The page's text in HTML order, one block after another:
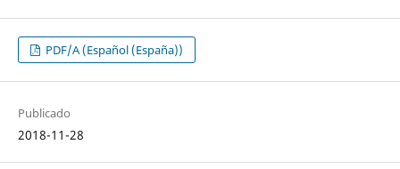
PDF/A (Español (España))
Publicado
2018-11-28